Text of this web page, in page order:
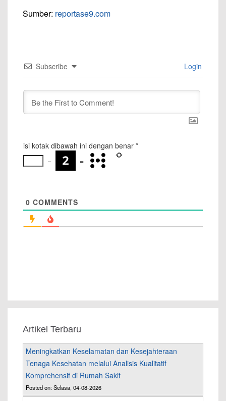
Sumber: reportase9.com
Subscribe Login
isi kotak dibawah ini dengan benar *
−
=
0 COMMENTS
Artikel Terbaru
Meningkatkan Keselamatan dan Kesejahteraan
Tenaga Kesehatan melalui Analisis Kualitatif
Komprehensif di Rumah Sakit
Posted on: Selasa, 04-08-2026